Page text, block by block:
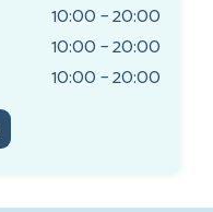
10:00 – 20:00
10:00 – 20:00
10:00 – 20:00